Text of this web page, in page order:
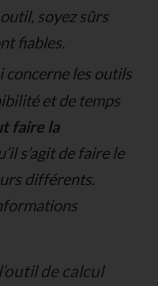
soyez sûrs
fiables.
concerne les outils
et de temps
faire la
s’agit de faire le
différents.
de calcul